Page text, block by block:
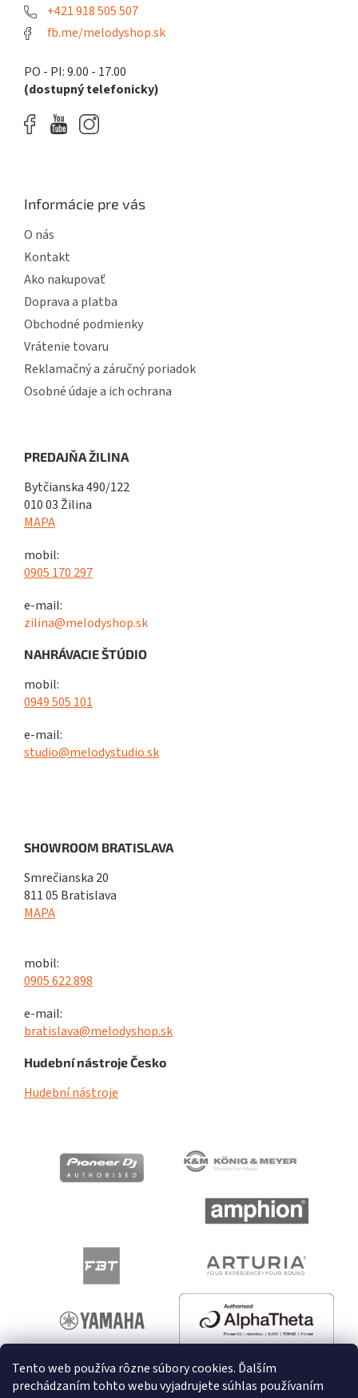
Tento web používa rôzne súbory cookies. Ďalším
prechádzaním tohto webu vyjadrujete súhlas používaním
+421 918 505 507
fb.me/melodyshop.sk
PO - PI: 9.00 - 17.00
(dostupný telefonicky)
Informácie pre vás
O nás
Kontakt
Ako nakupovať
Doprava a platba
Obchodné podmienky
Vrátenie tovaru
Reklamačný a záručný poriadok
Osobné údaje a ich ochrana
PREDAJŇA ŽILINA
Bytčianska 490/122
010 03 Žilina
MAPA
mobil:
0905 170 297
e-mail:
zilina@melodyshop.sk
NAHRÁVACIE ŠTÚDIO
mobil:
0949 505 101
e-mail:
studio@melodystudio.sk
SHOWROOM BRATISLAVA
Smrečianska 20
811 05 Bratislava
MAPA
mobil:
0905 622 898
e-mail:
bratislava@melodyshop.sk
Hudební nástroje Česko
Hudební nástroje